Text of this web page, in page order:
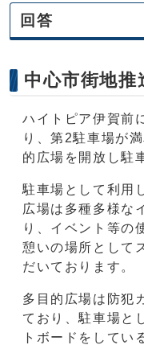
回答
中心市街地
ハイトピア伊賀前
り、第2駐車場が
的広場を開放し駐
駐車場として利用
広場は多種多様な
り、イベント等の
憩いの場所として
だいております。
多目的広場は防犯
ており、駐車場と
トボードをしてい